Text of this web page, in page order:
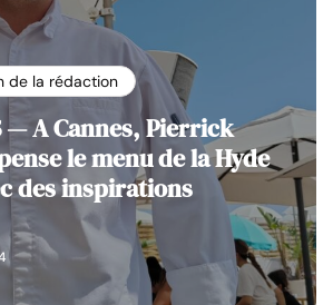
de la rédaction
— A Cannes, Pierrick
le menu de la Hyde
des inspirations